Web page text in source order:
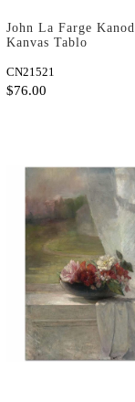
John La Farge
Kanvas Tablo
CN21521
$76.00